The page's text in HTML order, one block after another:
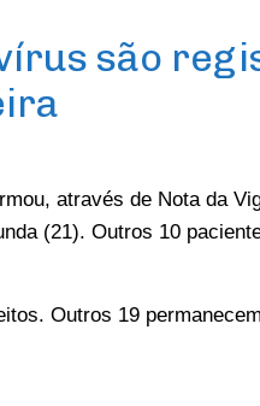
são
através de Nota da
(21). Outros 10
Outros 19